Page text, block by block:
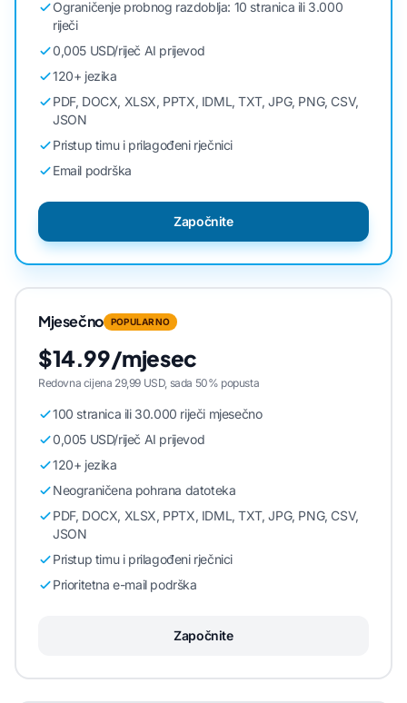
Ograničenje probnog razdoblja: 10 stranica ili 3.000
riječi
0,005 USD/riječ AI prijevod
120+ jezika
PDF, DOCX, XLSX, PPTX, IDML, TXT, JPG, PNG, CSV,
JSON
Pristup timu i prilagođeni rječnici
Email podrška
Započnite
Mjesečno POPULARNO
$14.99/mjesec
Redovna cijena 29,99 USD, sada 50% popusta
100 stranica ili 30.000 riječi mjesečno
0,005 USD/riječ AI prijevod
120+ jezika
Neograničena pohrana datoteka
PDF, DOCX, XLSX, PPTX, IDML, TXT, JPG, PNG, CSV,
JSON
Pristup timu i prilagođeni rječnici
Prioritetna e-mail podrška
Započnite